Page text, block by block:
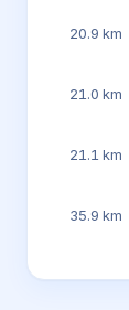
20.9 km
21.0 km
21.1 km
35.9 km